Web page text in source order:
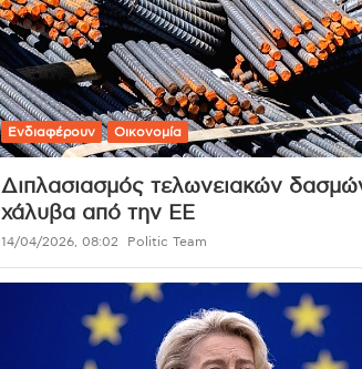
Ενδιαφέρουν Οικονομία
Διπλασιασμός τελωνειακών
χάλυβα από την ΕΕ
14/04/2026, 08:02 Politic Team